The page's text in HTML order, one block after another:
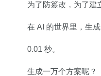
为了防篡改，为了建
在 AI 的世界里，生
0.01 秒。
生成一万个方案呢？